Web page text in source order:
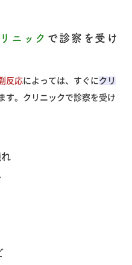
ニック で診察を受け
反応によっては、すぐにクリ
す。クリニックで診察を受け